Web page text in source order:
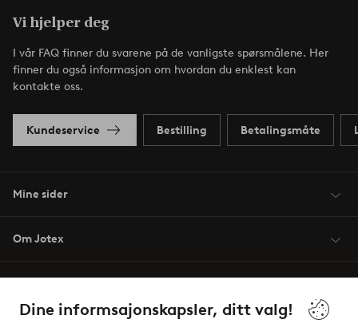
Dine informsajonskapsler, ditt valg!
Vi hjelper deg
I vår FAQ finner du svarene på de vanligste spørsmålene. Her
finner du også informasjon om hvordan du enklest kan
kontakte oss.
Kundeservice Bestilling Betalingsmåte
Mine sider
Om Jotex